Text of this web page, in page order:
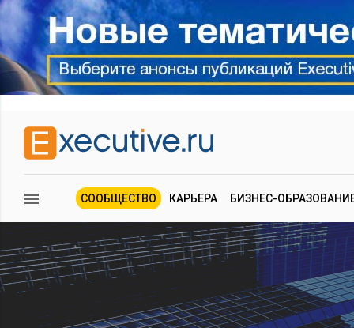
СООБЩЕСТВО КАРЬЕРА БИЗНЕС-